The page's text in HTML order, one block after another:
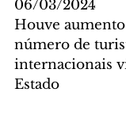
06/03/2024
Houve aumento
número de
internacionais
Estado